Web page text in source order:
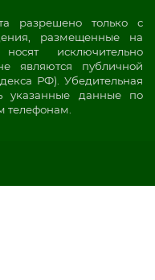
разрешено только с
размещенные на
исключительно
являются публичной
РФ). Убедительная
указанные данные по
телефонам.